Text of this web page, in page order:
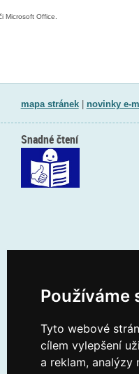
Používáme
Tyto webové
cílem vylepšení
a reklam, analýzy
Microsoft Office.
mapa stránek| novinky e-
Snadné čtení